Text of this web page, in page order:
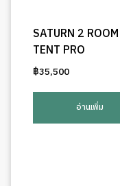
SATURN 2 ROOM
TENT PRO
฿35,500
อ่านเพิ่ม